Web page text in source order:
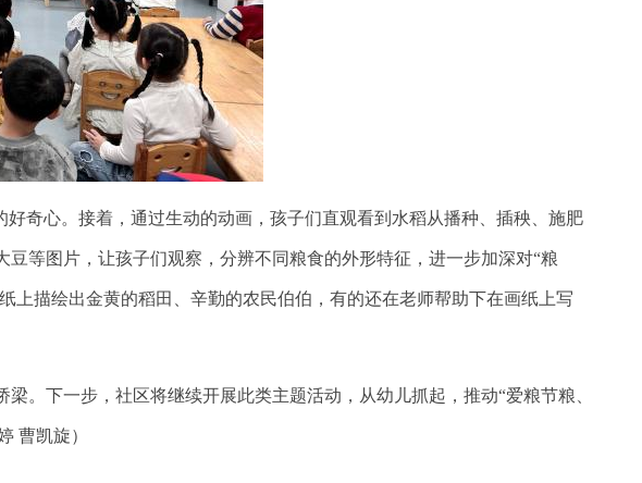
奇心。接着，通过生动的动画，孩子们直观看到水稻从播种、插秧、施肥
豆等图片 ，让孩子们观察，分辨不同粮食的外形特征，进一步加深对“粮
上描绘出金黄的稻田、辛勤的农民伯伯，有的还在老师帮助下在画纸上写
。下一步， 社区将继续开展此类主题活动，从幼儿抓起，推动“爱粮节粮、
曹凯旋）